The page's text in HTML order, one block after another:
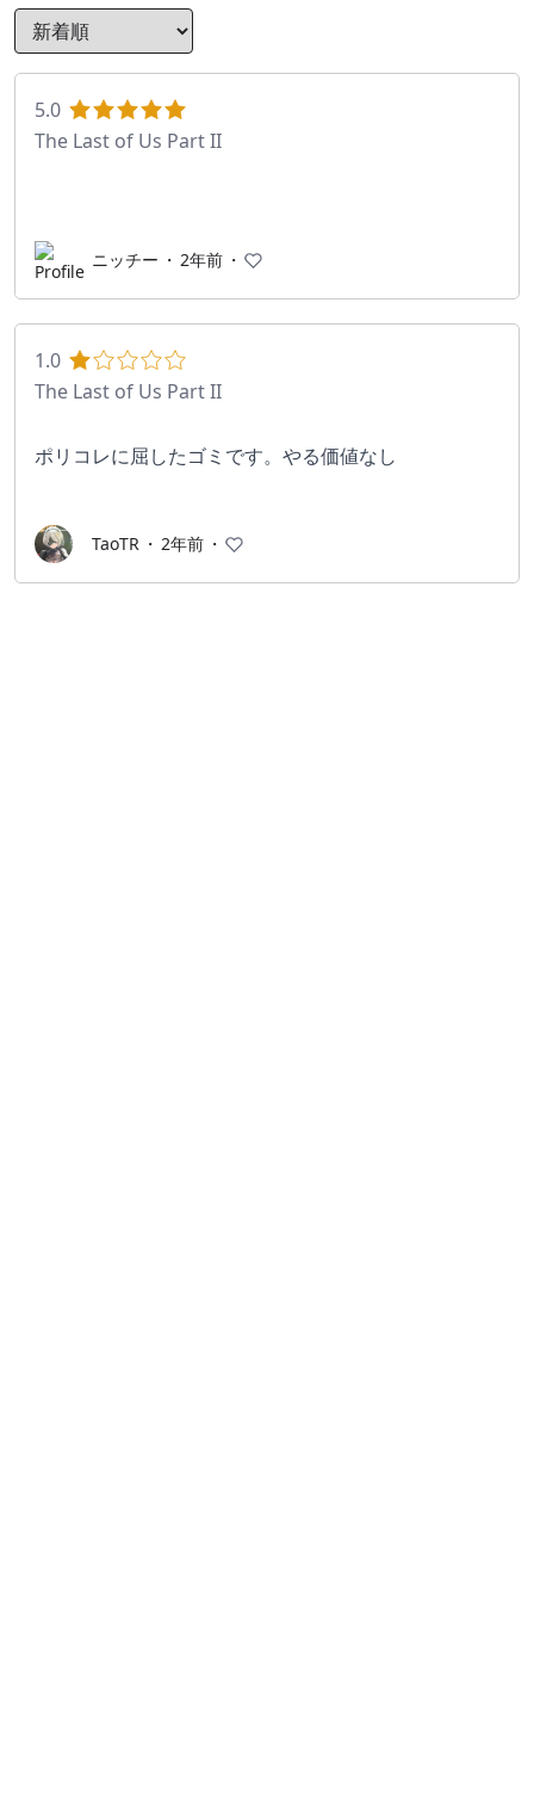
5.0
The Last of Us Part II
ニッチー ・ 2年前 ・
1.0
The Last of Us Part II
ポリコレに屈したゴミです。やる価値なし
TaoTR ・ 2年前 ・